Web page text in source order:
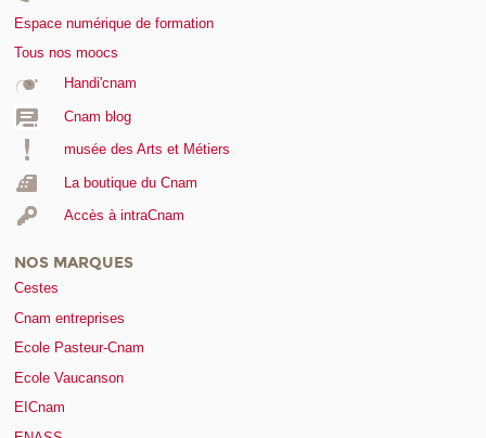
Espace numérique de formation
Tous nos moocs
Handi'cnam
Cnam blog
musée des Arts et Métiers
La boutique du Cnam
Accès à intraCnam
NOS MARQUES
Cestes
Cnam entreprises
Ecole Pasteur-Cnam
Ecole Vaucanson
EICnam